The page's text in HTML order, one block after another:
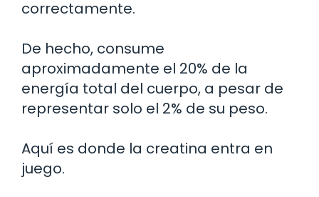
correctamente.
De hecho, consume
aproximadamente el 20% de la
energía total del cuerpo, a pesar de
representar solo el 2% de su peso.
Aquí es donde la creatina entra en
juego.